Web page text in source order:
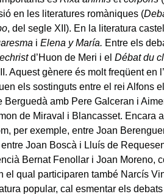
en les literatures romàniques (
, del segle XII). En la literatura
i Elena y María. Entre els
d’Huon de Meri i elDébat du
Aquest gènere és molt freqüent en
els sostinguts entre el rei Alfons
Berguedà amb Pere Galceran i
de Miraval i Blancasset. Encara
per exemple, entre Joan
Joan Boscà i Lluís de
Bernat Fenollar i Joan Moreno,
el qual participaren també Narcís
popular, cal esmentar els